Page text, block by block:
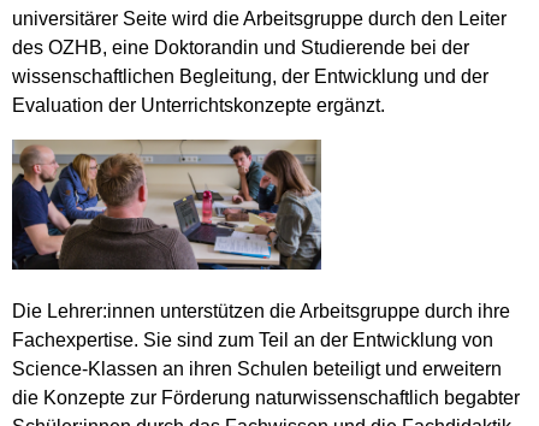
universitärer Seite wird die Arbeitsgruppe durch den Leiter
des OZHB, eine Doktorandin und Studierende bei der
wissenschaftlichen Begleitung, der Entwicklung und der
Evaluation der Unterrichtskonzepte ergänzt.
Die Lehrer:innen unterstützen die Arbeitsgruppe durch ihre
Fachexpertise. Sie sind zum Teil an der Entwicklung von
Science-Klassen an ihren Schulen beteiligt und erweitern
die Konzepte zur Förderung naturwissenschaftlich begabter